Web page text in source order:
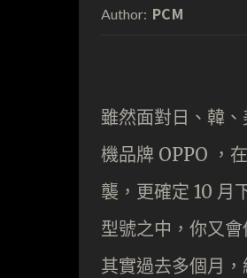
Author: PCM
雖然面對日、韓
機品牌 OPPO ，
襲，更確定 10 月
型號之中，你又
其實過去多個月